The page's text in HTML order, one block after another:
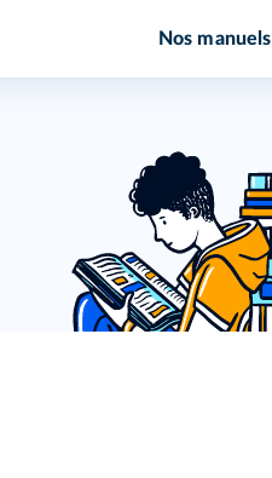
Nos manuels